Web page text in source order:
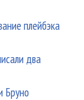
плейбэка
два
Бруно